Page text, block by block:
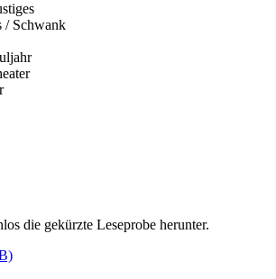
/ Schwank
die gekürzte Leseprobe herunter.